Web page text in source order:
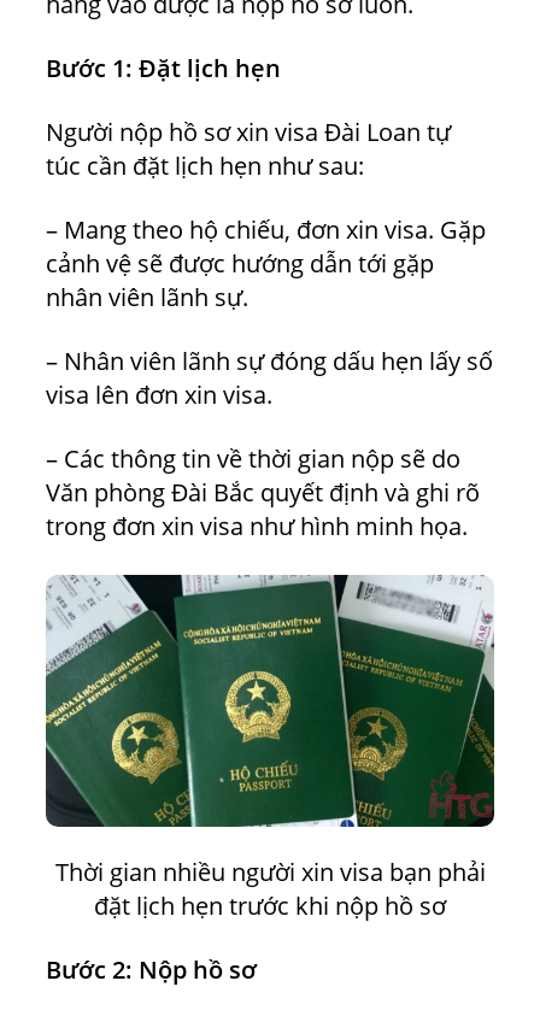
Bước 1: Đặt lịch hẹn
Người nộp hồ sơ xin visa Đài Loan tự
túc cần đặt lịch hẹn như sau:
– Mang theo hộ chiếu, đơn xin visa. Gặp
cảnh vệ sẽ được hướng dẫn tới gặp
nhân viên lãnh sự.
– Nhân viên lãnh sự đóng dấu hẹn lấy số
visa lên đơn xin visa.
– Các thông tin về thời gian nộp sẽ do
Văn phòng Đài Bắc quyết định và ghi rõ
trong đơn xin visa như hình minh họa.
Thời gian nhiều người xin visa bạn phải
đặt lịch hẹn trước khi nộp hồ sơ
Bước 2: Nộp hồ sơ